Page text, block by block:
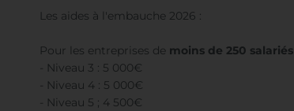
Les aides à l'embauche 2026 :
Pour les entreprises de moins de 250 salariés
- Niveau 3 : 5 000€
- Niveau 4 : 5 000€
- Niveau 5 ; 4 500€